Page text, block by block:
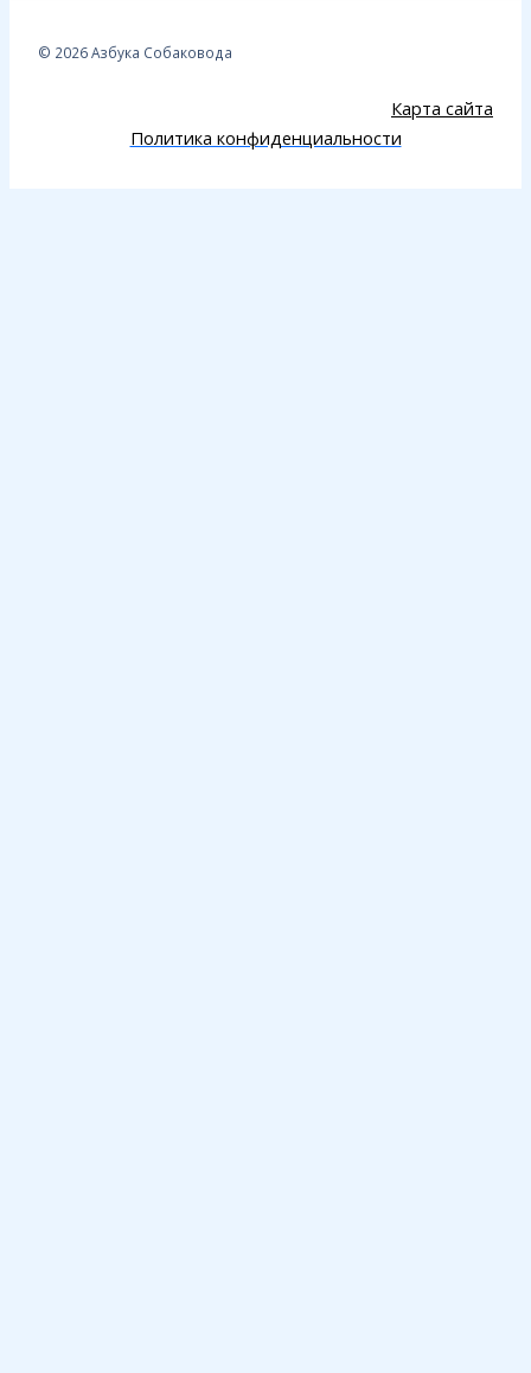
© 2026 Азбука Собаковода
Карта сайта
Политика конфиденциальности